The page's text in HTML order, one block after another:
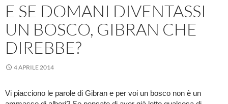
E SE DOMANI DIVENTASSI
UN BOSCO, GIBRAN CHE
DIREBBE?
4 APRILE 2014
Vi piacciono le parole di Gibran e per voi un bosco non è un